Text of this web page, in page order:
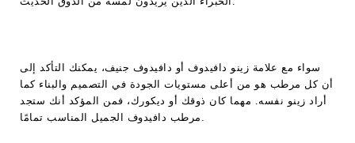
سواء مع علامة زينو دافيدوف أو دافيدوف جنيف، يمكنك التأكد إلى
أن كل مرطب هو من أعلى مستويات الجودة في التصميم والبناء كما
أراد زينو نفسه. مهما كان ذوقك أو ديكورك، فمن المؤكد أنك ستجد